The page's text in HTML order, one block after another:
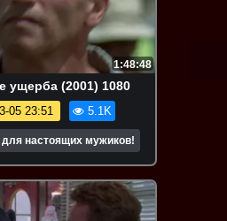
1:48:48
ущерба (2001) 1080
05 23:51 5.1K
настоящих мужиков!